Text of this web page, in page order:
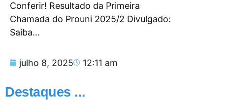
Conferir! Resultado da Primeira
Chamada do Prouni 2025/2 Divulgado:
Saiba...
julho 8, 2025 12:11 am
Destaques ...